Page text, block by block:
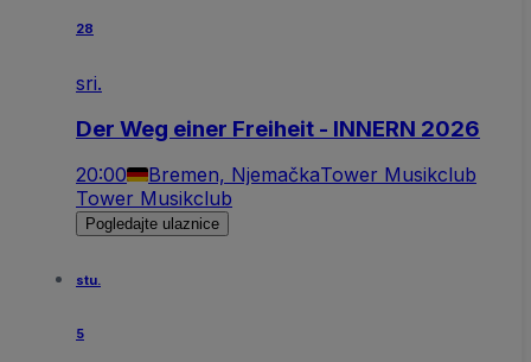
28
sri.
Der Weg einer Freiheit - INNERN 2026
20:00 Bremen, NjemačkaTower Musikclub
Tower Musikclub
Pogledajte ulaznice
stu.
5